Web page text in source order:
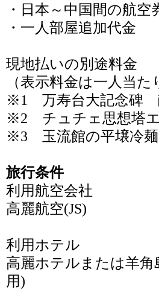
・日本～中国間の航空
・一人部屋追加代金
現地払いの別途料金
（表示料金は一人当た
※1 万寿台大記念碑
※2 チュチェ思想塔
※3 玉流館の平壌冷麺
旅行条件
利用航空会社
高麗航空(JS)
利用ホテル
高麗ホテルまたは羊
用)